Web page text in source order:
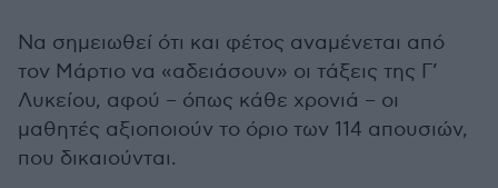
Να σημειωθεί ότι και φέτος αναμένεται από
τον Μάρτιο να «αδειάσουν» οι τάξεις της Γ’
Λυκείου, αφού – όπως κάθε χρονιά – οι
μαθητές αξιοποιούν το όριο των 114 απουσιών,
που δικαιούνται.